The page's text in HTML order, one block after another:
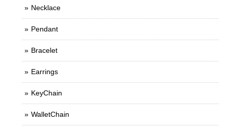
Necklace
Pendant
Bracelet
Earrings
KeyChain
WalletChain